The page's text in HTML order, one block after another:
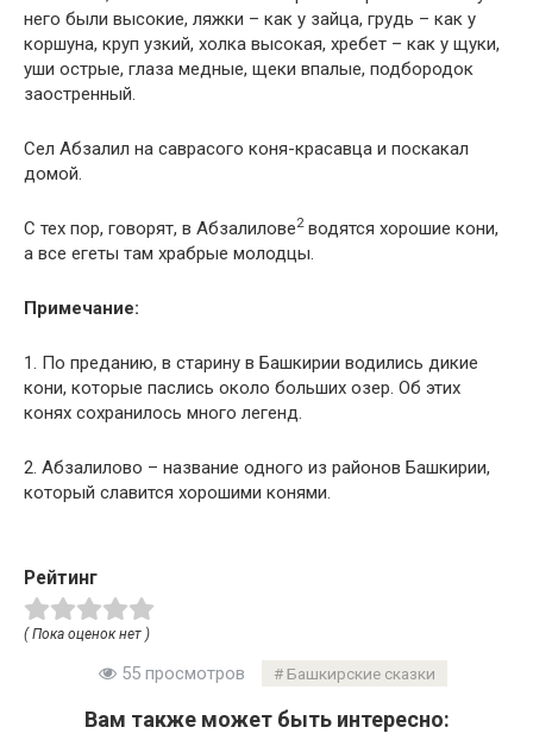
него были высокие, ляжки – как у зайца, грудь – как у
коршуна, круп узкий, холка высокая, хребет – как у щуки,
уши острые, глаза медные, щеки впалые, подбородок
заостренный.
Сел Абзалил на саврасого коня-красавца и поскакал
домой.
С тех пор, говорят, в Абзалилове2водятся хорошие кони,
а все егеты там храбрые молодцы.
Примечание:
1. По преданию, в старину в Башкирии водились дикие
кони, которые паслись около больших озер. Об этих
конях сохранилось много легенд.
2. Абзалилово – название одного из районов Башкирии,
который славится хорошими конями.
Рейтинг
( Пока оценок нет )
55 просмотров Башкирские сказки
Вам также может быть интересно: